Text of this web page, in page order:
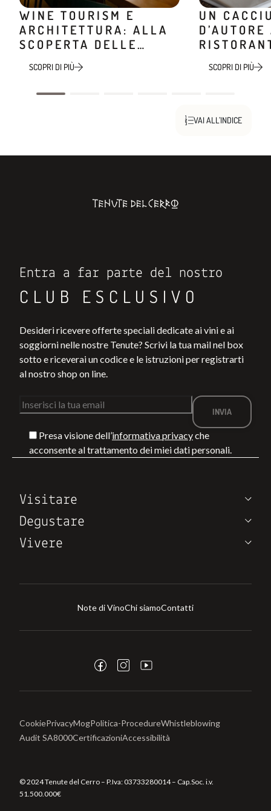
WINE TOURISM E
ARCHITETTURA: ALLA
SCOPERTA DELLE
CANTINE DI DESIGN
SCOPRI DI PIÙ
UN
MINIERA
SCOPRI DI PIÙ
VAI ALL’INDICE
Entra a far parte del nostro
CLUB ESCLUSIVO
Desideri ricevere offerte speciali dedicate ai vini e ai
soggiorni nelle nostre Tenute? Scrivi la tua mail nel box
sotto e riceverai un codice e le istruzioni per registrarti
al nostro shop on line.
Presa visione dell’informativa privacyche
acconsente al trattamento dei miei dati personali.
Visitare
Degustare
Vivere
Note di VinoChi siamoContatti
CookiePrivacyMogPolitica-ProcedureWhistleblowing
Audit SA8000CertificazioniAccessibilità
© 2024 Tenute del Cerro – P.Iva:03733280014– Cap.Soc. i.v.
51.500.000€